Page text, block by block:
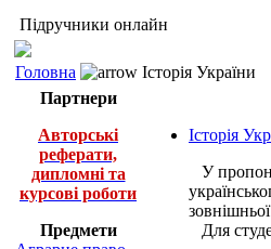
Підручники онлайн
Головна
Історія України
Партнери
Авторські
реферати,
дипломні та
курсові роботи
Предмети
Історія
У
Для